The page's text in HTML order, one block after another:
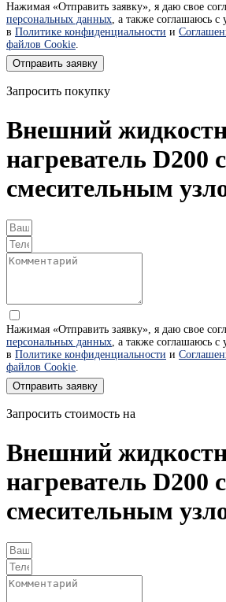
Нажимая «Отправить заявку», я даю свое
персональных данных, а также соглашаюсь
в Политике конфиденциальности и
файлов Cookie.
Отправить заявку
Запросить покупку
Внешний
нагреватель D200
смесительным
Нажимая «Отправить заявку», я даю свое
персональных данных, а также соглашаюсь
в Политике конфиденциальности и
файлов Cookie.
Отправить заявку
Запросить стоимость на
Внешний
нагреватель D200
смесительным